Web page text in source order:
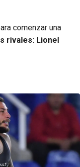
comenzar una
rivales: Lionel